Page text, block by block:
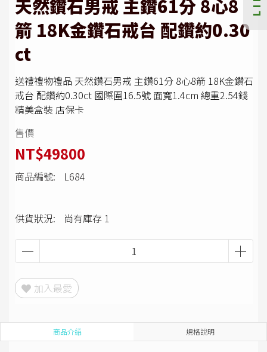
天然鑽石男戒 主鑽61分 8心8
箭 18K金鑽石戒台 配鑽約0.30
ct
送禮禮物禮品 天然鑽石男戒 主鑽61分 8心8箭 18K金鑽石
戒台 配鑽約0.30ct 國際圍16.5號 面寬1.4cm 總重2.54錢
精美盒裝 店保卡
售價
NT$49800
商品編號: L684
供貨狀況: 尚有庫存 1
加入最愛
商品介紹 規格說明